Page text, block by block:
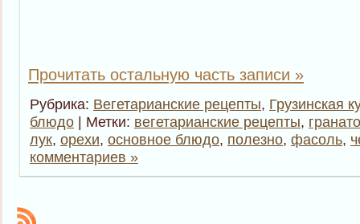
Прочитать остальную часть записи »
Рубрика: Вегетарианские рецепты, Грузинская
блюдо | Метки: вегетарианские рецепты,
лук, орехи, основное блюдо, полезно, фасоль,
комментариев »